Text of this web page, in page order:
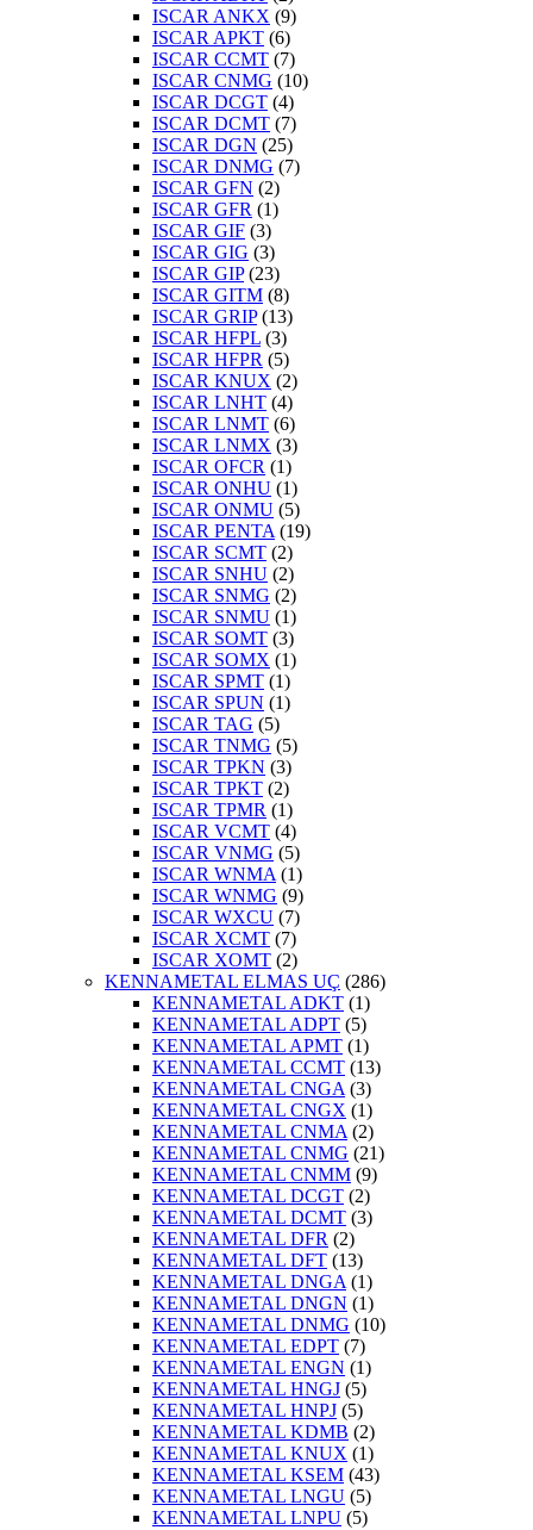
ISCAR ANKX (9)
ISCAR APKT (6)
ISCAR CCMT (7)
ISCAR CNMG (10)
ISCAR DCGT (4)
ISCAR DCMT (7)
ISCAR DGN (25)
ISCAR DNMG (7)
ISCAR GFN (2)
ISCAR GFR (1)
ISCAR GIF (3)
ISCAR GIG (3)
ISCAR GIP(23)
ISCAR GITM (8)
ISCAR GRIP(13)
ISCAR HFPL (3)
ISCAR HFPR (5)
ISCAR KNUX (2)
ISCAR LNHT (4)
ISCAR LNMT (6)
ISCAR LNMX (3)
ISCAR OFCR (1)
ISCAR ONHU (1)
ISCAR ONMU (5)
ISCAR PENTA (19)
ISCAR SCMT (2)
ISCAR SNHU (2)
ISCAR SNMG (2)
ISCAR SNMU (1)
ISCAR SOMT (3)
ISCAR SOMX (1)
ISCAR SPMT (1)
ISCAR SPUN (1)
ISCAR TAG (5)
ISCAR TNMG (5)
ISCAR TPKN (3)
ISCAR TPKT (2)
ISCAR TPMR (1)
ISCAR VCMT (4)
ISCAR VNMG (5)
ISCAR WNMA (1)
ISCAR WNMG (9)
ISCAR WXCU (7)
ISCAR XCMT (7)
ISCAR XOMT (2)
KENNAMETAL ELMAS UÇ (286)
KENNAMETAL ADKT (1)
KENNAMETAL ADPT (5)
KENNAMETAL APMT (1)
KENNAMETAL CCMT (13)
KENNAMETAL CNGA (3)
KENNAMETAL CNGX (1)
KENNAMETAL CNMA (2)
KENNAMETAL CNMG (21)
KENNAMETAL CNMM (9)
KENNAMETAL DCGT (2)
KENNAMETAL DCMT (3)
KENNAMETAL DFR (2)
KENNAMETAL DFT (13)
KENNAMETAL DNGA (1)
KENNAMETAL DNGN (1)
KENNAMETAL DNMG (10)
KENNAMETAL EDPT (7)
KENNAMETAL ENGN (1)
KENNAMETAL HNGJ (5)
KENNAMETAL HNPJ (5)
KENNAMETAL KDMB (2)
KENNAMETAL KNUX (1)
KENNAMETAL KSEM (43)
KENNAMETAL LNGU (5)
KENNAMETAL LNPU (5)